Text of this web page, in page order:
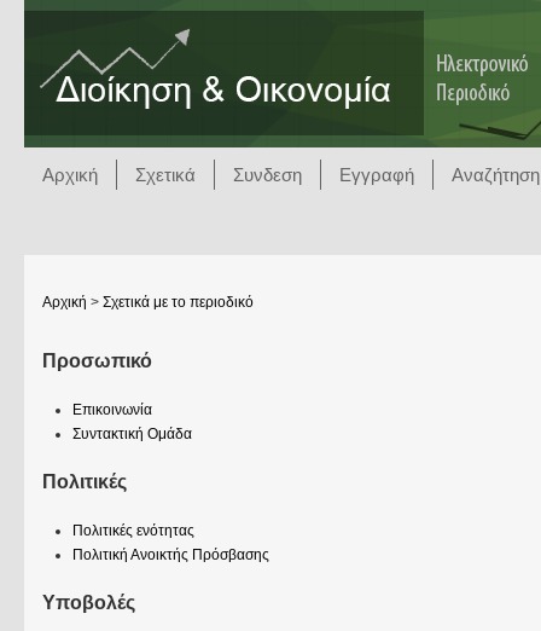
Αρχική Σχετικά Συνδεση Εγγραφή Αναζήτηση
Αρχική > Σχετικά με το περιοδικό
Προσωπικό
Επικοινωνία
Συντακτική Ομάδα
Πολιτικές
Πολιτικές ενότητας
Πολιτική Ανοικτής Πρόσβασης
Υποβολές